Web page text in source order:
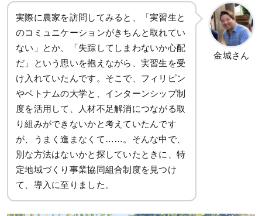
実際に農家を訪問してみると、「実習生と
のコミュニケーションがきちんと取れてい
ない」とか、「失踪してしまわないか心配
だ」という思いを抱えながら、実習生を受
け入れていたんです。そこで、フィリピン
やベトナムの大学と、インターンシップ制
度を活用して、人材不足解消につながる取
り組みができないかと考えていたんです
が、うまく進まなくて……。そんな中で、
別な方法はないかと探していたときに、特
定地域づくり事業協同組合制度を見つけ
て、導入に至りました。
金城さん